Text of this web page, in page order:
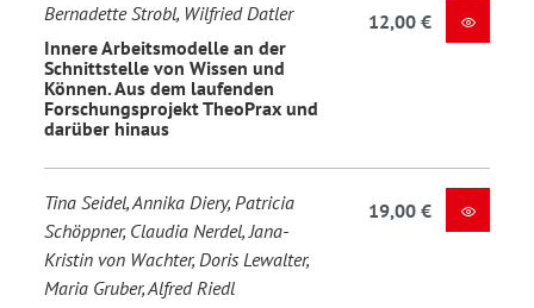
Bernadette Strobl, Wilfried Datler
Innere Arbeitsmodelle an der
Schnittstelle von Wissen und
Können. Aus dem laufenden
Forschungsprojekt TheoPrax und
darüber hinaus
12,00 €
Tina Seidel, Annika Diery, Patricia
Schöppner, Claudia Nerdel, Jana-
Kristin von Wachter, Doris Lewalter,
Maria Gruber, Alfred Riedl
19,00 €